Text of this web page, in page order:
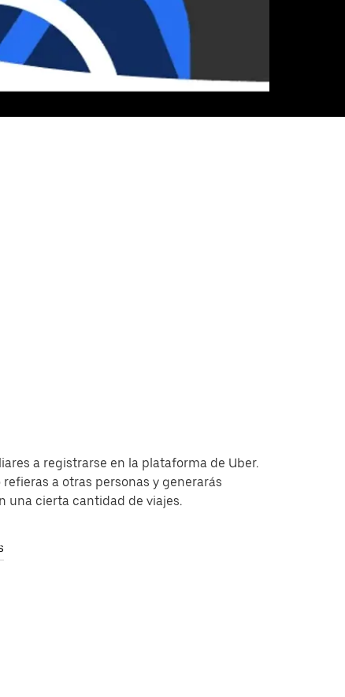
a registrarse en la plataforma de Uber.
a otras personas y generarás
una cierta cantidad de viajes.